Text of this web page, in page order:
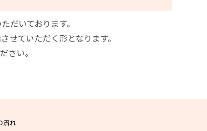
だいております。
せていただく形となります。
さい。
流れ